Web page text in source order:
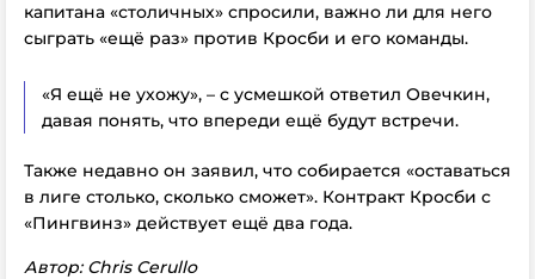
капитана «столичных» спросили, важно ли для него
сыграть «ещё раз» против Кросби и его команды.
«Я ещё не ухожу», – с усмешкой ответил Овечкин,
давая понять, что впереди ещё будут встречи.
Также недавно он заявил, что собирается «оставаться
в лиге столько, сколько сможет». Контракт Кросби с
«Пингвинз» действует ещё два года.
Автор: Chris Cerullo